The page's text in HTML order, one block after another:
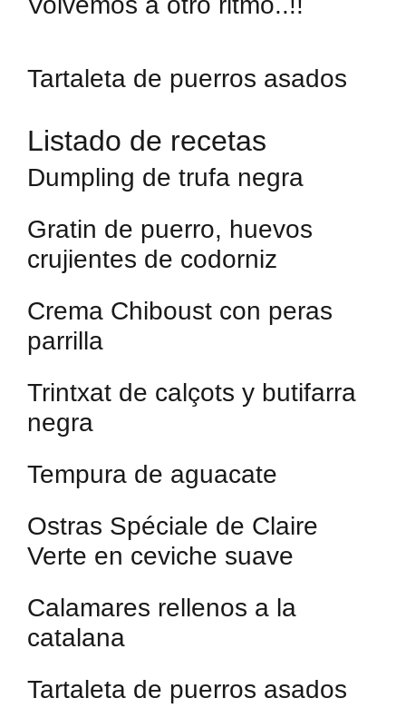
Tartaleta de puerros asados
Listado de recetas
Dumpling de trufa negra
Gratin de puerro, huevos
crujientes de codorniz
Crema Chiboust con peras
parrilla
Trintxat de calçots y butifarra
negra
Tempura de aguacate
Ostras Spéciale de Claire
Verte en ceviche suave
Calamares rellenos a la
catalana
Tartaleta de puerros asados